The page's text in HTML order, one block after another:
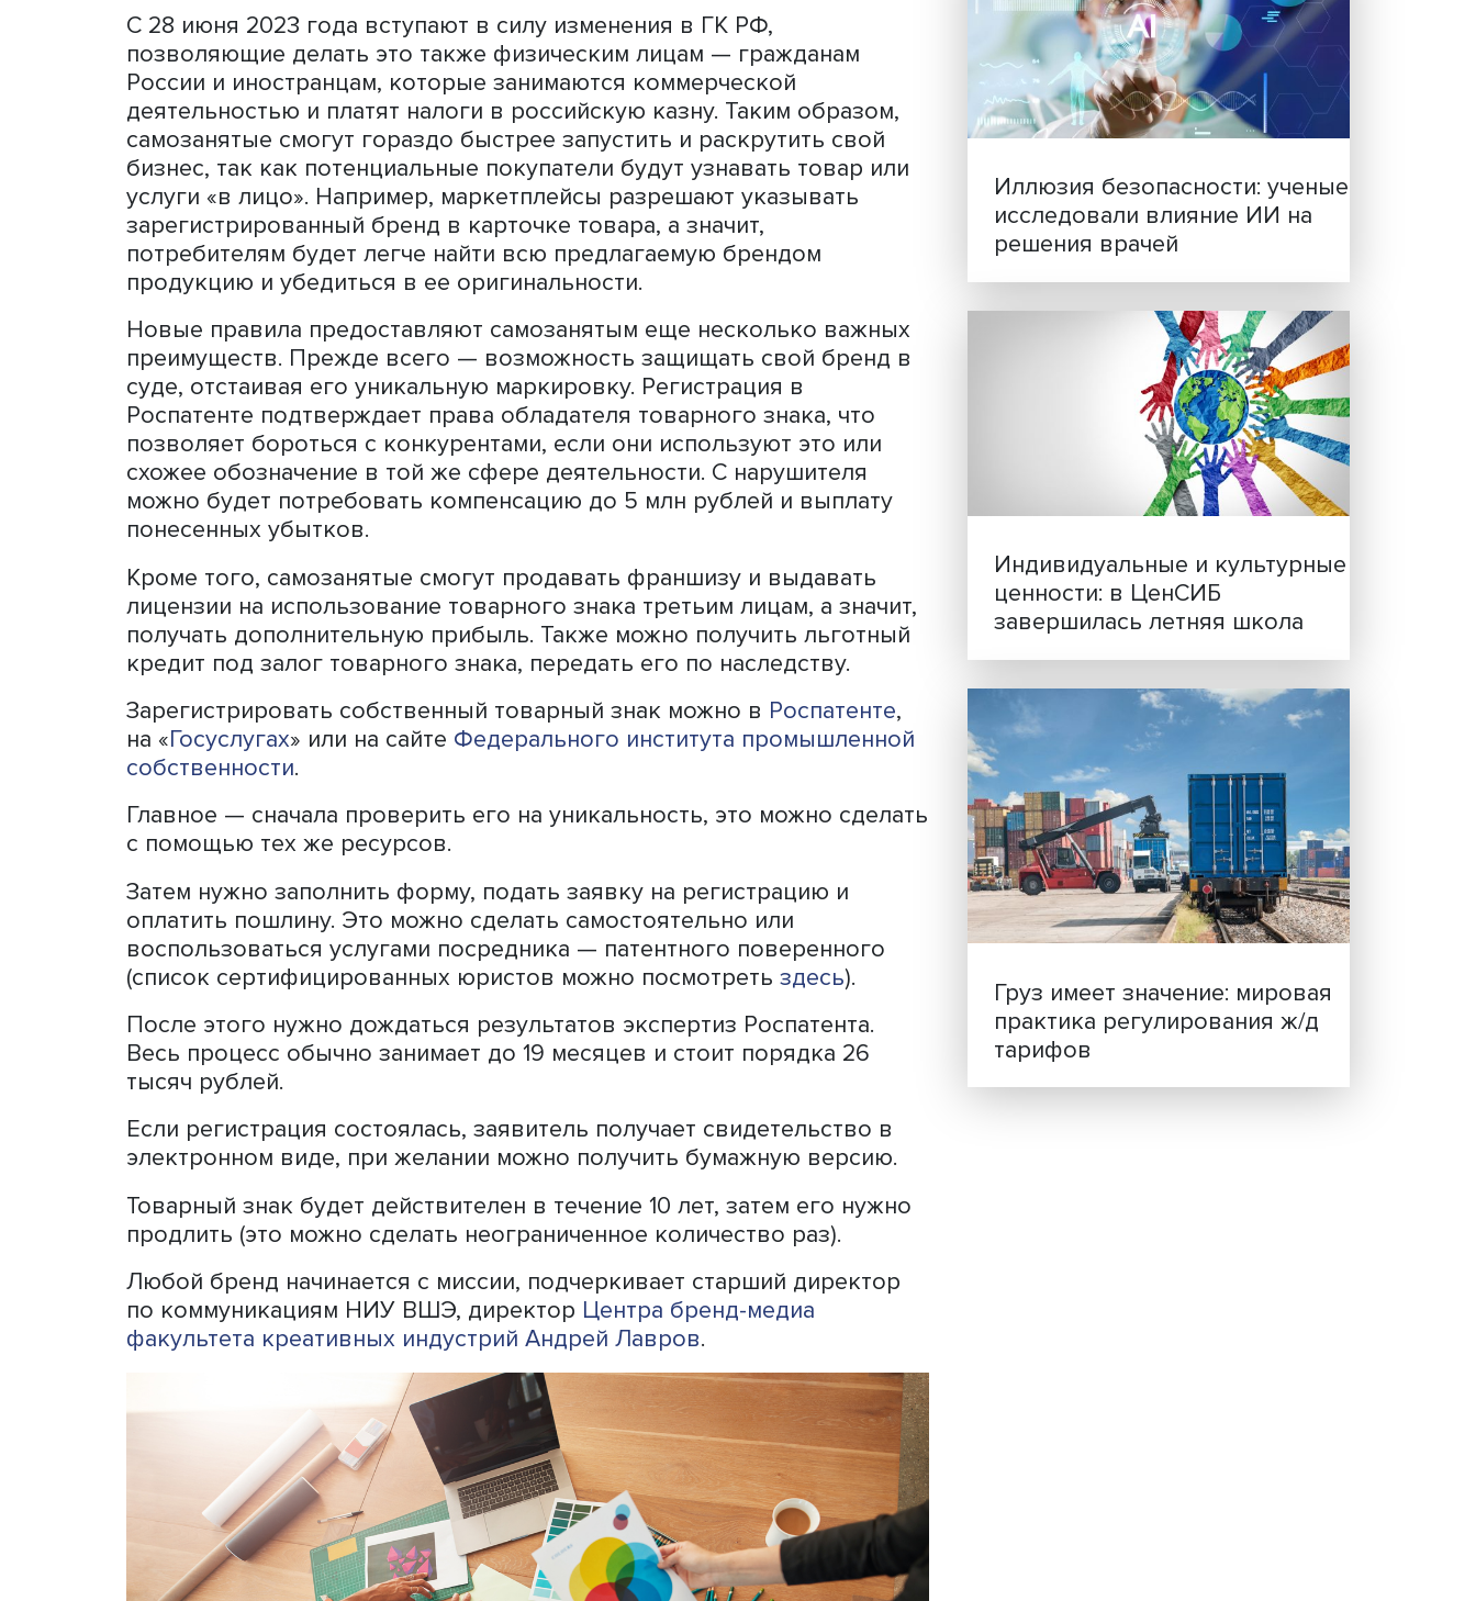
Фото: iStock
Самозанятые получают право зарегистрировать свой товарный знак.
Это дает им возможность создать собственный уникальный бренд и
развивать его на рынке, а также защищать в суде. До сих пор закон
позволял владеть товарным знаком только индивидуальным
предпринимателям и юридическим лицам.
С 28 июня 2023 года вступают в силу изменения в ГК РФ,
позволяющие делать это также физическим лицам — гражданам
России и иностранцам, которые занимаются коммерческой
деятельностью и платят налоги в российскую казну. Таким образом,
самозанятые смогут гораздо быстрее запустить и раскрутить свой
бизнес, так как потенциальные покупатели будут узнавать товар или
услуги «в лицо». Например, маркетплейсы разрешают указывать
зарегистрированный бренд в карточке товара, а значит,
потребителям будет легче найти всю предлагаемую брендом
Новые правила предоставляют самозанятым еще несколько важных
преимуществ. Прежде всего — возможность защищать свой бренд в
суде, отстаивая его уникальную маркировку. Регистрация в
Роспатенте подтверждает права обладателя товарного знака, что
позволяет бороться с конкурентами, если они используют это или
схожее обозначение в той же сфере деятельности. С нарушителя
можно будет потребовать компенсацию до 5 млн рублей и выплату
понесенных убытков.
Кроме того, самозанятые смогут продавать франшизу и выдавать
лицензии на использование товарного знака третьим лицам, а значит,
получать дополнительную прибыль. Также можно получить льготный
кредит под залог товарного знака, передать его по наследству.
Зарегистрировать собственный товарный знак можно в
Роспатенте,
на « Госуслугах Федерального института промышленной
Главное — сначала проверить его на уникальность, это можно сделать
с помощью тех же ресурсов.
Затем нужно заполнить форму, подать заявку на регистрацию и
оплатить пошлину. Это можно сделать самостоятельно или
воспользоваться услугами посредника — патентного поверенного
(список сертифицированных юристов можно посмотреть
После этого нужно дождаться результатов экспертиз Роспатента.
Весь процесс обычно занимает до 19 месяцев и стоит порядка 26
тысяч рублей.
Если регистрация состоялась, заявитель получает свидетельство в
электронном виде, при желании можно получить бумажную версию.
Новые инвестиции:
семей становится частью
бизнес-стратегий
Иллюзия безопасности:
исследовали влияние
решения врачей
Индивидуальные и
ценности: в ЦенСИБ
завершилась летняя